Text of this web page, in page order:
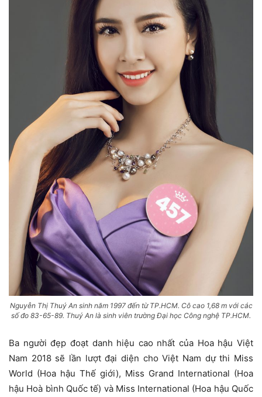
Nguyễn Thị Thuý An sinh năm 1997 đến từ TP.HCM. Cô cao 1,68 m với các
số đo 83-65-89. Thuý An là sinh viên trường Đại học Công nghệ TP.HCM.
Ba người đẹp đoạt danh hiệu cao nhất của Hoa hậu Việt
Nam 2018 sẽ lần lượt đại diện cho Việt Nam dự thi Miss
World (Hoa hậu Thế giới), Miss Grand International (Hoa
hậu Hoà bình Quốc tế) và Miss International (Hoa hậu Quốc